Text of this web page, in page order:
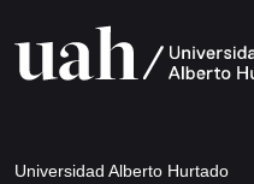
Universidad Alberto Hurtado